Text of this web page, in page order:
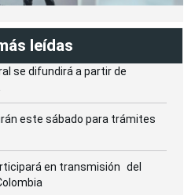
leídas
se difundirá a partir de
este sábado para trámites
en transmisión del